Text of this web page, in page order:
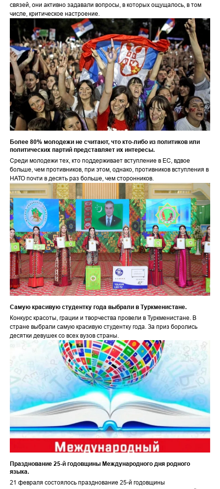
связей, они активно задавали вопросы, в которых ощущалось, в том
числе, критическое настроение.
Более 80% молодежи не считают, что кто-либо из политиков или
политических партий представляет их интересы.
Среди молодежи тех, кто поддерживает вступление в ЕС, вдвое
больше, чем противников, при этом, однако, противников вступления в
НАТО почти в десять раз больше, чем сторонников.
Самую красивую студентку года выбрали в Туркменистане.
Конкурс красоты, грации и творчества провели в Туркменистане. В
стране выбрали самую красивую студентку года. За приз боролись
десятки девушек со всех вузов страны.
Празднование 25-й годовщины Международного дня родного
языка.
21 февраля состоялось празднование 25-й годовщины